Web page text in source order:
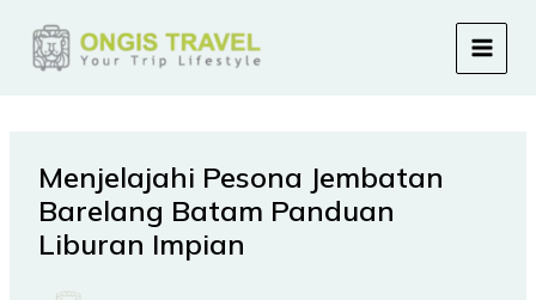
content
Menjelajahi Pesona Jembatan
Barelang Batam Panduan
Liburan Impian